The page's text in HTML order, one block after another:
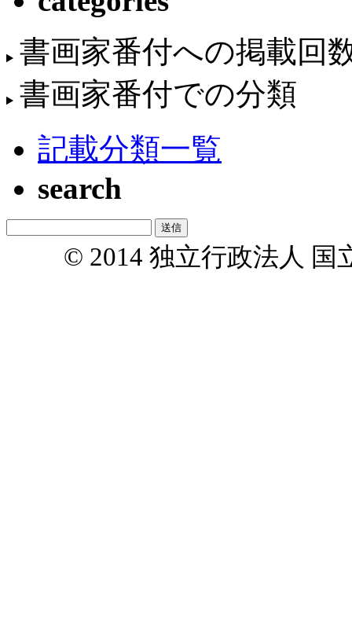
書画家番付への掲載回
書画家番付での分類
記載分類一覧
search
© 2014 独立行政法人 国